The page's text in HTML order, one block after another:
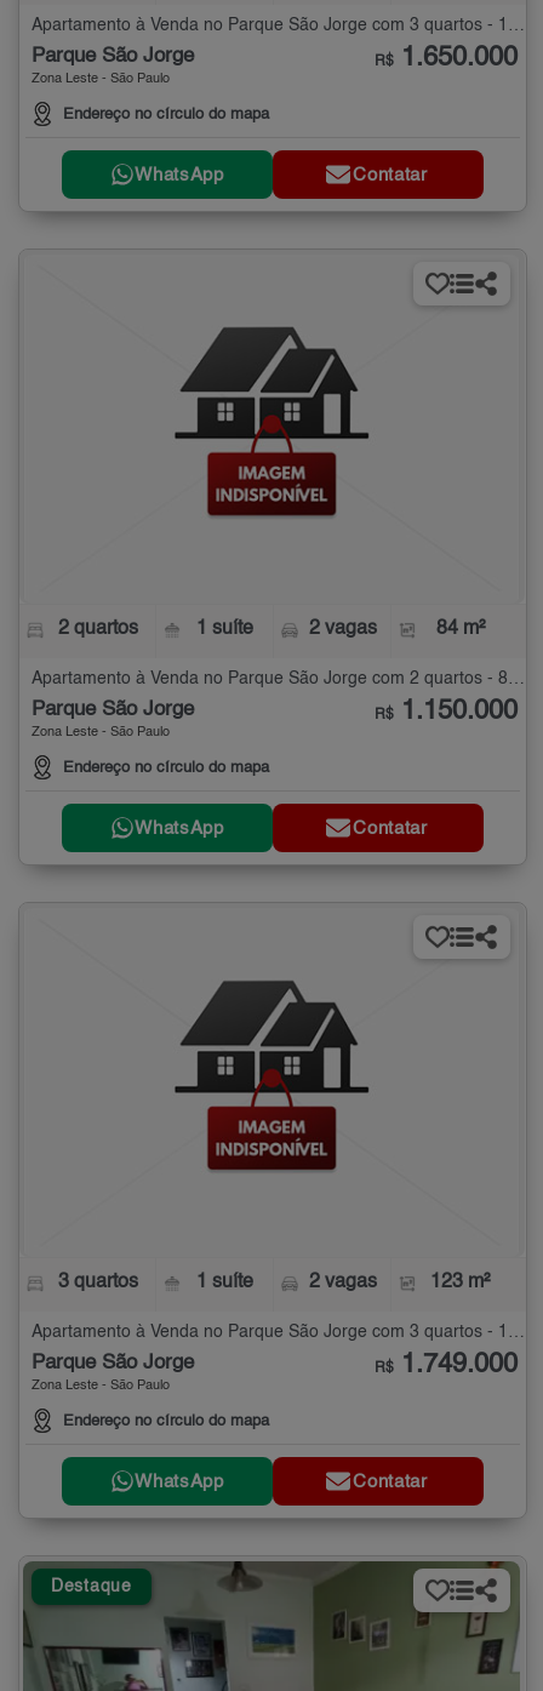
Parque São Jorge
Zona Leste - São Paulo
Endereço no círculo do mapa
R$ 1.650.000
WhatsApp Contatar
2 quartos 1 suíte 2 vagas 84 m²
Apartamento à Venda no Parque São Jorge com 2 quartos - 84 m²
Parque São Jorge
Zona Leste - São Paulo
Endereço no círculo do mapa
R$ 1.150.000
WhatsApp Contatar
3 quartos 1 suíte 2 vagas 123 m²
Apartamento à Venda no Parque São Jorge com 3 quartos - 123 m²
Parque São Jorge
Zona Leste - São Paulo
Endereço no círculo do mapa
R$ 1.749.000
WhatsApp Contatar
Destaque